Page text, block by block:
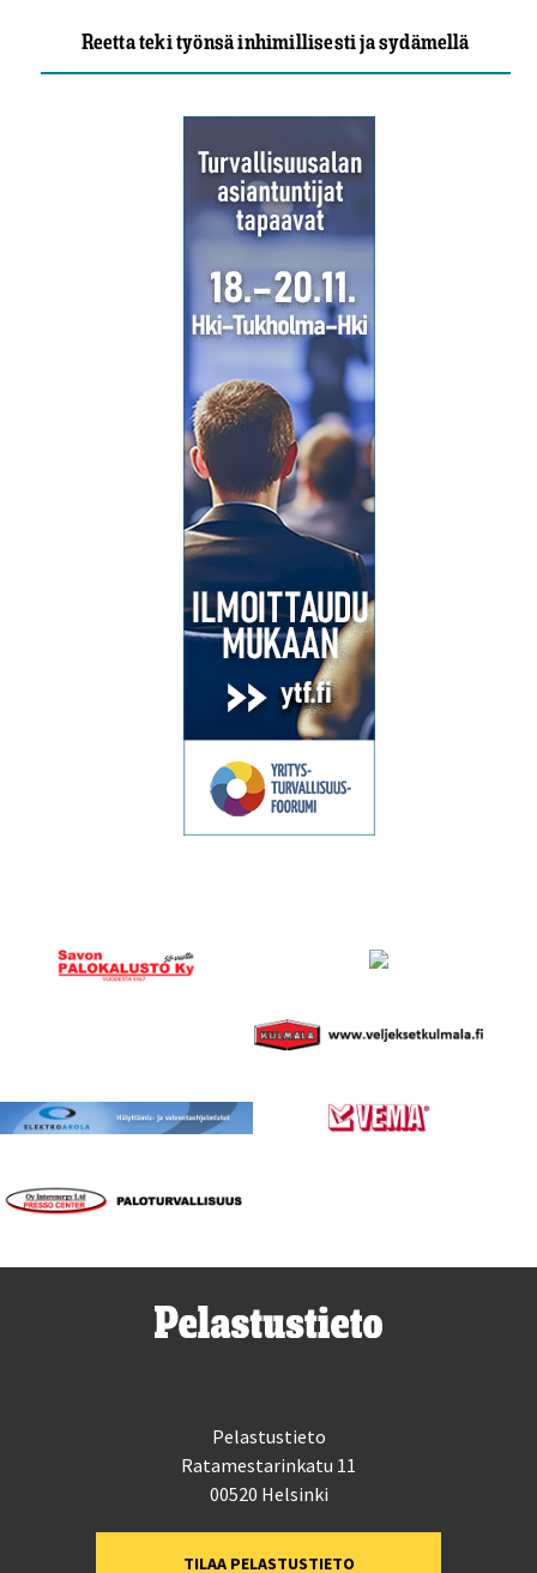
Reetta teki työnsä inhimillisesti ja sydämellä
Pelastustieto
Ratamestarinkatu 11
00520 Helsinki
TILAA PELASTUSTIETO